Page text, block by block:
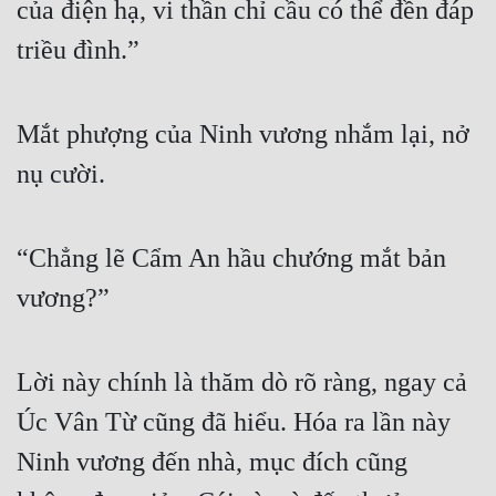
Đô Thị
Đông Phương
Đồng Nhân
Truyện Nam
Vô Địch Lưu
Xây Dựng Thế Lực
của điện hạ, vi thần chỉ cầu có thể đền đáp
triều đình.”
Mắt phượng của Ninh vương nhắm lại, nở
nụ cười.
“Chẳng lẽ Cẩm An hầu chướng mắt bản
vương?”
Lời này chính là thăm dò rõ ràng, ngay cả
Úc Vân Từ cũng đã hiểu. Hóa ra lần này
Ninh vương đến nhà, mục đích cũng